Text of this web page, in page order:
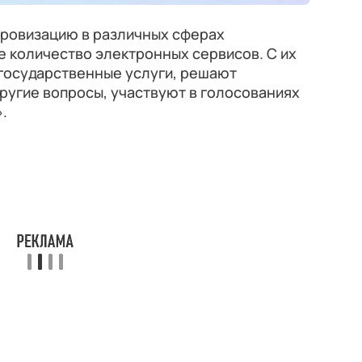
в различных сферах
электронных сервисов. С их
услуги, решают
вопросы, участвуют в голосованиях